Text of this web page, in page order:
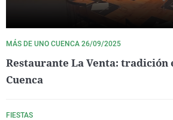
MÁS DE UNO CUENCA 26/09/2025
Restaurante La Venta: tradición
Cuenca
FIESTAS